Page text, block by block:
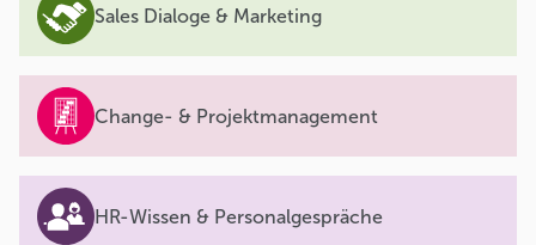
Sales Dialoge & Marketing
Change- & Projektmanagement
HR-Wissen & Personalgespräche